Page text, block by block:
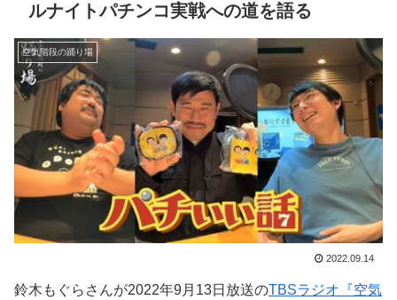
ルナイトパチンコ実戦への道を語る
空気階段の踊り場
2022.09.14
鈴木もぐらさんが2022年9月13日放送のTBSラジオ『空気